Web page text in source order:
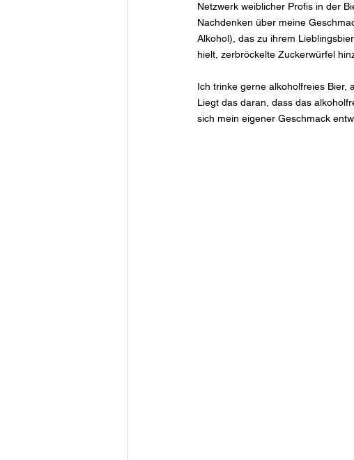
Netzwerk weiblicher Profis in der
Nachdenken über meine
Alkohol), das zu ihrem
hielt, zerbröckelte Zuckerwürfel
Ich trinke gerne alkoholfreies Bier,
Liegt das daran, dass das
sich mein eigener Geschmack